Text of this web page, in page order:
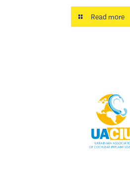
Read more